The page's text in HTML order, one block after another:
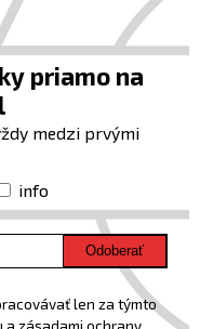
priamo na
medzi prvými
info
Odoberať
len za týmto
a zásadami ochrany